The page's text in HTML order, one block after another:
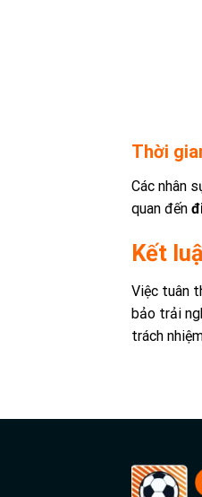
Thời
Các nhân
quan đến
Kết
Việc tuân
bảo trải
trách